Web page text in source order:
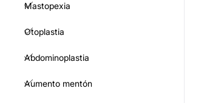
Mastopexia
Otoplastia
Abdominoplastia
Aumento mentón